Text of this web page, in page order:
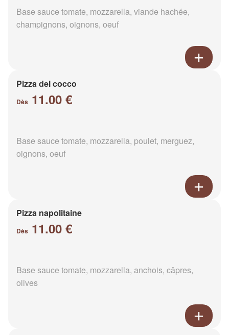
Base sauce tomate, mozzarella, viande hachée,
champignons, oignons, oeuf
Pizza del cocco
Dès 11.00 €
Base sauce tomate, mozzarella, poulet, merguez,
oignons, oeuf
Pizza napolitaine
Dès 11.00 €
Base sauce tomate, mozzarella, anchois, câpres,
olives